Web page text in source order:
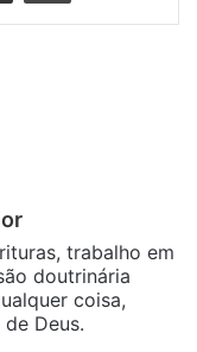
trabalho em
doutrinária
coisa,
Deus.